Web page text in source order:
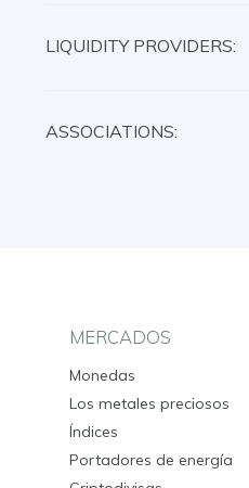
LIQUIDITY PROVIDERS:
ASSOCIATIONS:
MERCADOS
Monedas
Los metales preciosos
Índices
Portadores de energía